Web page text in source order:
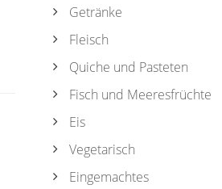
Getränke
Fleisch
Quiche und Pasteten
Fisch und Meeresfrüchte
Eis
Vegetarisch
Eingemachtes